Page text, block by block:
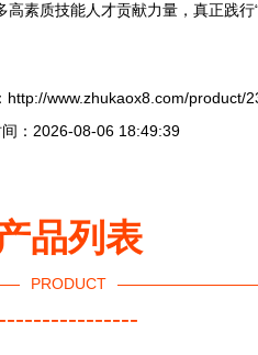
素质技能人才贡献力量，真正践行
http://www.zhukaox8.com/product/
：2026-08-06 18:49:39
品列表
PRODUCT
----------------